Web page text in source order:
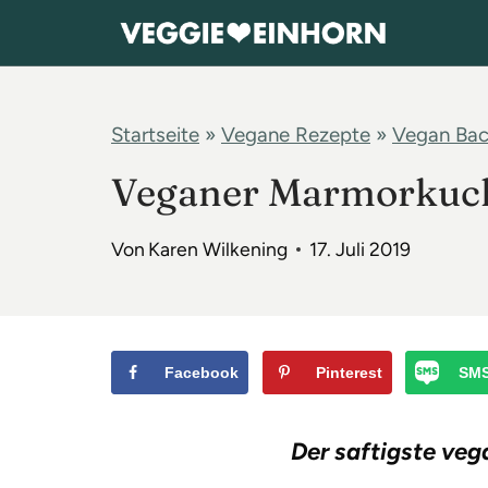
Startseite » Vegane Rezepte » Vegan
Veganer
Von Karen Wilkening 17. Juli 2019
Facebook Pinterest
Der saftigste